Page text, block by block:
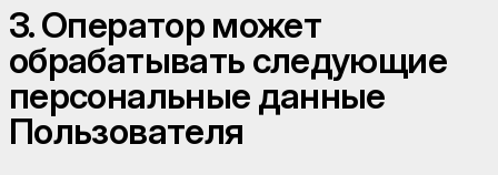
3. Оператор может
обрабатывать следующие
персональные данные
Пользователя